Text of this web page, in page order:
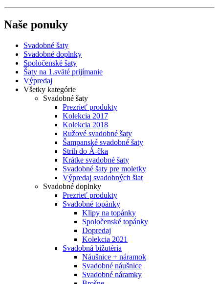
Naše ponuky
Svadobné šaty
Svadobné doplnky
Spoločenské šaty
Šaty na 1.sväté prijímanie
Výpredaj
Všetky kategórie
Svadobné šaty
Prezrieť produkty
Kolekcia 2017
Kolekcia 2018
Ružové svadobné šaty
Šampanské svadobné šaty
Strih do Á-čka
Krátke svadobné šaty
Svadobné šaty pre moletky
Výpredaj svadobných šiat
Svadobné doplnky
Prezrieť produkty
Svadobné topánky
Klipy na topánky
Spoločenské topánky
Dopredaj
Kolekcia 2021
Svadobná bižutéria
Náušnice + náramok
Svadobné náušnice
Svadobné náramky